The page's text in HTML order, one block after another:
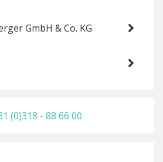
GmbH & Co. KG
(0)318 - 88 66 00